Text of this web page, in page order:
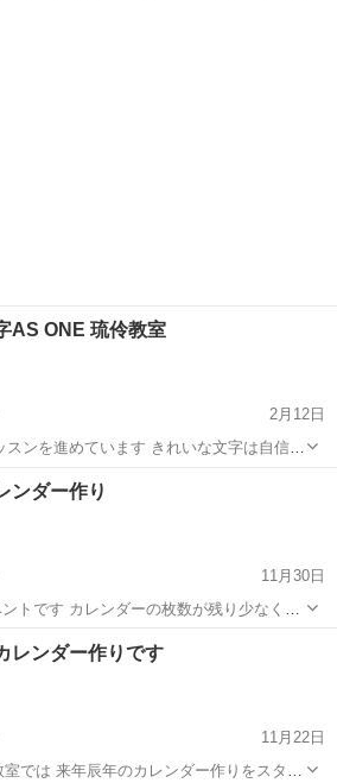
AS ONE 琉伶教室
2月12日
います きれいな文字は自信に
日本習字
ンダー作り
11月30日
トです カレンダーの枚数が残り少なくな
文字
レンダー作りです
11月22日
では 来年辰年のカレンダー作りをスター